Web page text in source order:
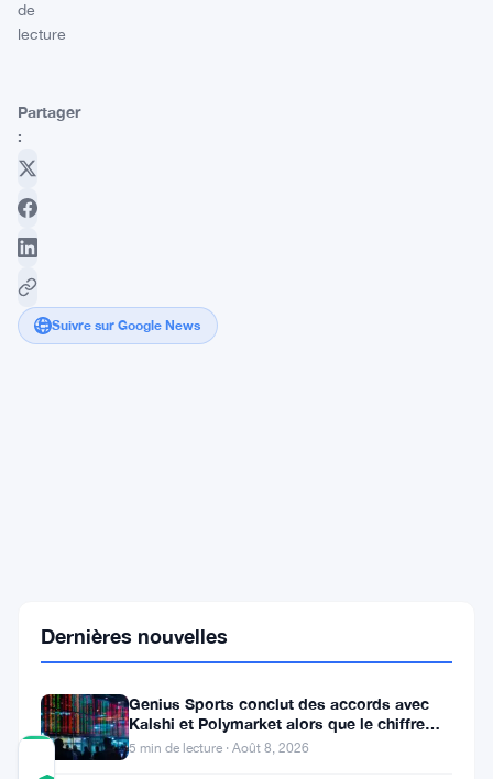
de
lecture
Partager
:
Suivre sur Google News
COMMUNITY
Dernières nouvelles
Genius Sports conclut des accords avec
Kalshi et Polymarket alors que le chiffre
d’affaires du T2 atteint
5 min de lecture · Août 8, 2026